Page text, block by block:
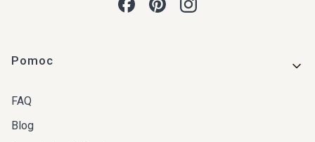
Linki w stopce
Pomoc
FAQ
Blog